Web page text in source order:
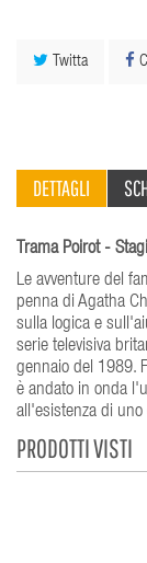
Twitta
DETTAGLI
Trama Poirot -
Le avventure del
penna di Agatha
sulla logica e
serie televisiva
gennaio del 1989.
è andato in onda
all'esistenza di
PRODOTTI VISTI